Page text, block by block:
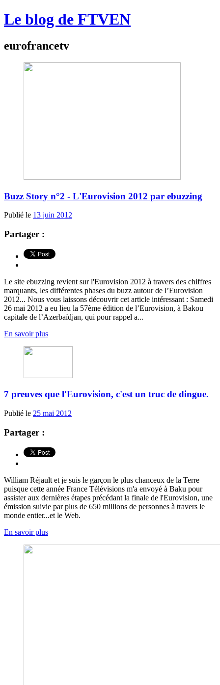
Le blog de FTVEN
eurofrancetv
Buzz Story n°2 - L'Eurovision 2012 par ebuzzing
Publié le 13 juin 2012
Partager :
Le site ebuzzing revient sur l'Eurovision 2012 à travers des chiffres
marquants, les différentes phases du buzz autour de l’Eurovision
2012... Nous vous laissons découvrir cet article intéressant : Samedi
26 mai 2012 a eu lieu la 57ème édition de l’Eurovision, à Bakou
capitale de l’Azerbaïdjan, qui pour rappel a...
En savoir plus
7 preuves que l'Eurovision, c'est un truc de dingue.
Publié le 25 mai 2012
Partager :
William Réjault et je suis le garçon le plus chanceux de la Terre
puisque cette année France Télévisions m'a envoyé à Baku pour
assister aux dernières étapes précédant la finale de l'Eurovision, une
émission suivie par plus de 650 millions de personnes à travers le
monde entier...et le Web.
En savoir plus